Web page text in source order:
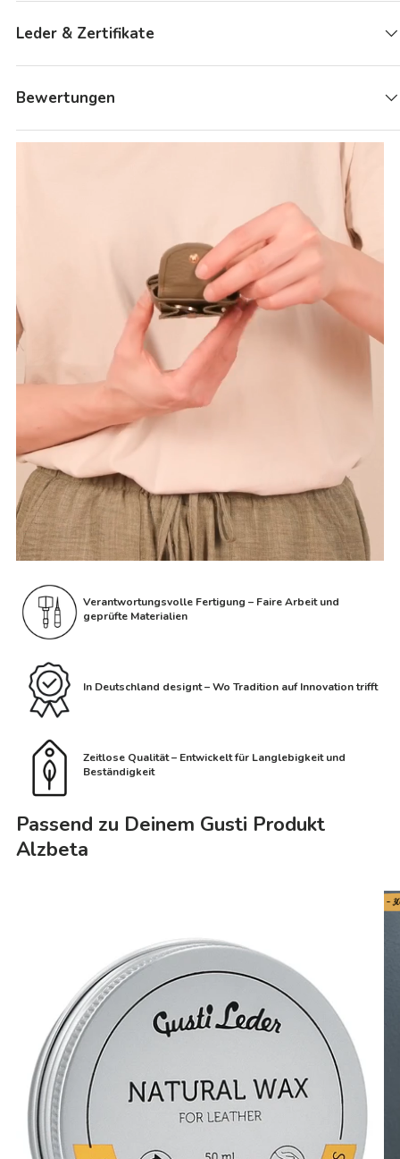
Leder & Zertifikate
Bewertungen
Verantwortungsvolle Fertigung – Faire Arbeit und
geprüfte Materialien
In Deutschland designt – Wo Tradition auf Innovation trifft
Zeitlose Qualität – Entwickelt für Langlebigkeit und
Beständigkeit
Passend zu Deinem Gusti Produkt
Alzbeta
-